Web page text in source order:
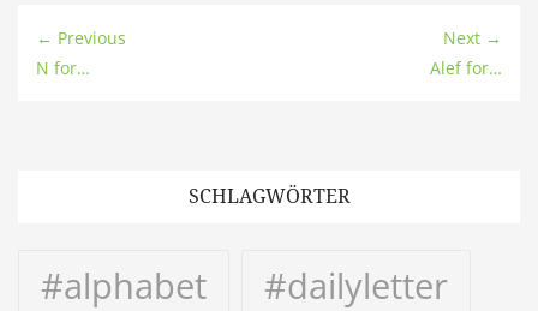
← Previous
N for…
Next →
Alef for…
SCHLAGWÖRTER
#alphabet
#dailyletter